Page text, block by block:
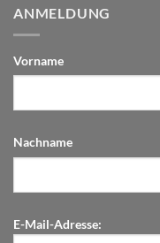
ANMELDUNG
Vorname
Nachname
E-Mail-Adresse: